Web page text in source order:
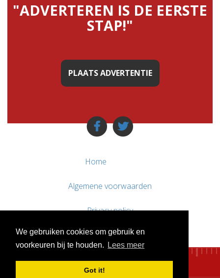
We gebruiken cookies om gebruik en
voorkeuren bij te houden.
Lees meer
Got it!
"ADVERTEREN IS DE EERSTE
STAP!"
PLAATS ADVERTENTIE
Home
Algemene voorwaarden
Privacy policy
Contact / Support